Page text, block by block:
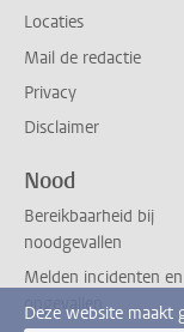
Locaties
Mail de redactie
Privacy
Disclaimer
Nood
Bereikbaarheid bij
noodgevallen
Melden incidenten en
ongevallen
Deze website maakt